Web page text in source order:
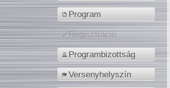
Program
Regisztráció
Programbizottság
Versenyhelyszín